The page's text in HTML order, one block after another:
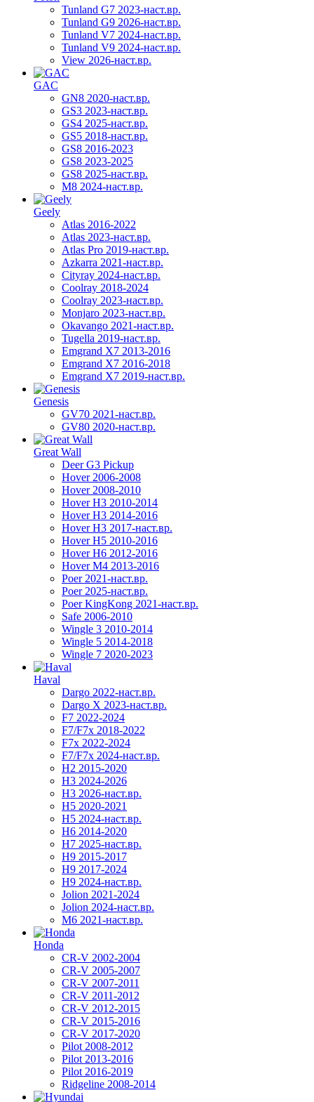
Tunland G7 2023-наст.вр.
Tunland G9 2026-наст.вр.
Tunland V7 2024-наст.вр.
Tunland V9 2024-наст.вр.
View 2026-наст.вр.
GAC
GN8 2020-наст.вр.
GS3 2023-наст.вр.
GS4 2025-наст.вр.
GS5 2018-наст.вр.
GS8 2016-2023
GS8 2023-2025
GS8 2025-наст.вр.
M8 2024-наст.вр.
Geely
Atlas 2016-2022
Atlas 2023-наст.вр.
Atlas Pro 2019-наст.вр.
Azkarra 2021-наст.вр.
Cityray 2024-наст.вр.
Coolray 2018-2024
Coolray 2023-наст.вр.
Monjaro 2023-наст.вр.
Okavango 2021-наст.вр.
Tugella 2019-наст.вр.
Emgrand Х7 2013-2016
Emgrand X7 2016-2018
Emgrand X7 2019-наст.вр.
Genesis
GV70 2021-наст.вр.
GV80 2020-наст.вр.
Great Wall
Deer G3 Pickup
Hover 2006-2008
Hover 2008-2010
Hover H3 2010-2014
Hover H3 2014-2016
Hover H3 2017-наст.вр.
Hover H5 2010-2016
Hover H6 2012-2016
Hover M4 2013-2016
Poer 2021-наст.вр.
Poer 2025-наст.вр.
Poer KingKong 2021-наст.вр.
Safe 2006-2010
Wingle 3 2010-2014
Wingle 5 2014-2018
Wingle 7 2020-2023
Haval
Dargo 2022-наст.вр.
Dargo X 2023-наст.вр.
F7 2022-2024
F7/F7x 2018-2022
F7x 2022-2024
F7/F7x 2024-наст.вр.
H2 2015-2020
H3 2024-2026
H3 2026-наст.вр.
H5 2020-2021
H5 2024-наст.вр.
H6 2014-2020
H7 2025-наст.вр.
H9 2015-2017
H9 2017-2024
H9 2024-наст.вр.
Jolion 2021-2024
Jolion 2024-наст.вр.
М6 2021-наст.вр.
Honda
CR-V 2002-2004
CR-V 2005-2007
CR-V 2007-2011
CR-V 2011-2012
CR-V 2012-2015
CR-V 2015-2016
CR-V 2017-2020
Pilot 2008-2012
Pilot 2013-2016
Pilot 2016-2019
Ridgeline 2008-2014